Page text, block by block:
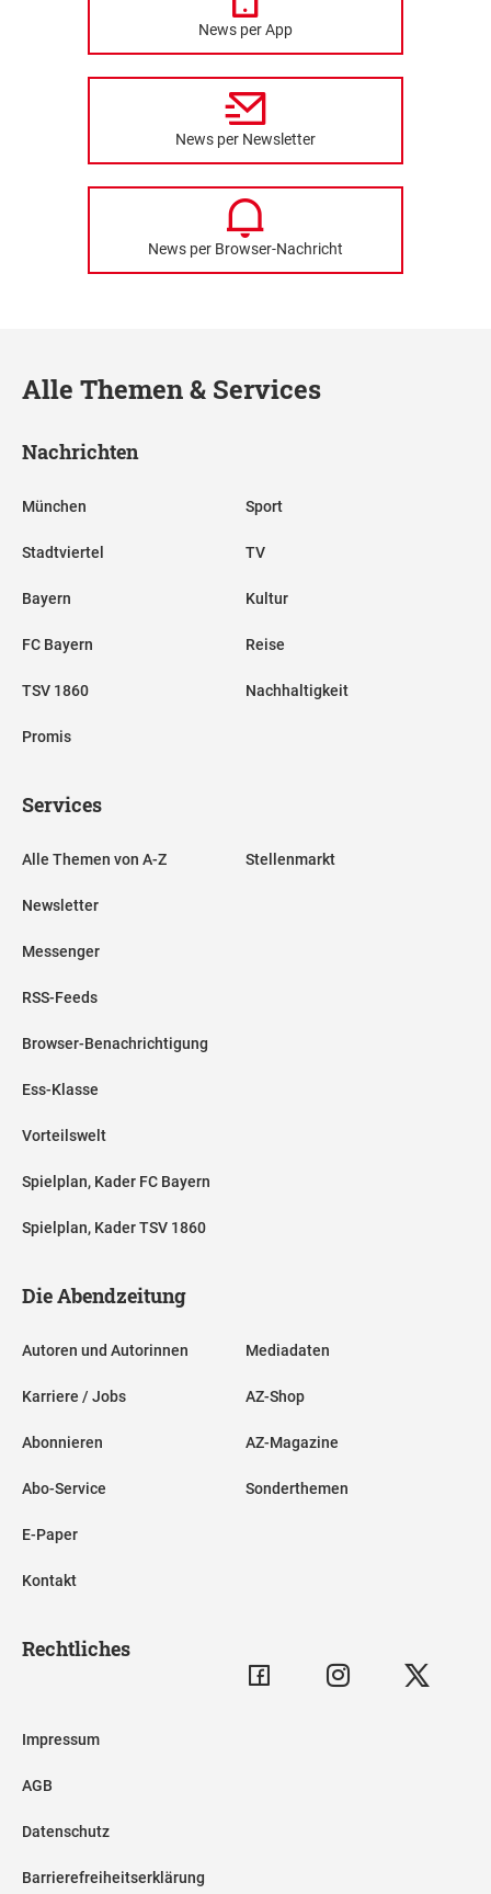
News per App
News per Newsletter
News per Browser-Nachricht
Alle Themen & Services
Nachrichten
München
Stadtviertel
Bayern
FC Bayern
TSV 1860
Promis
Sport
TV
Kultur
Reise
Nachhaltigkeit
Services
Alle Themen von A-Z
Newsletter
Messenger
RSS-Feeds
Browser-Benachrichtigung
Ess-Klasse
Vorteilswelt
Spielplan, Kader FC Bayern
Spielplan, Kader TSV 1860
Stellenmarkt
Die Abendzeitung
Autoren und Autorinnen
Karriere / Jobs
Abonnieren
Abo-Service
E-Paper
Kontakt
Mediadaten
AZ-Shop
AZ-Magazine
Sonderthemen
Rechtliches
Impressum
AGB
Datenschutz
Barrierefreiheitserklärung